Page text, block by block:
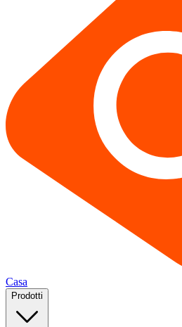
Casa
Prodotti